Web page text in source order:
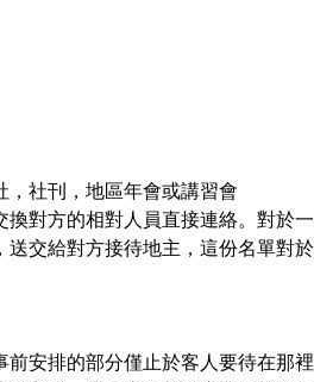
社刊，地區年會或講習會
對方的相對人員直接連絡。對於
交給對方接待地主，這份名單對
安排的部分僅止於客人要待在那